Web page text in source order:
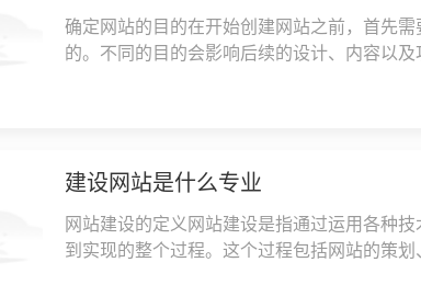
确定网站的目的在开始创建网站之前，首先需
的。不同的目的会影响后续的设计、内容以
建设网站是什么专业
网站建设的定义网站建设是指通过运用各种
到实现的整个过程。这个过程包括网站的策